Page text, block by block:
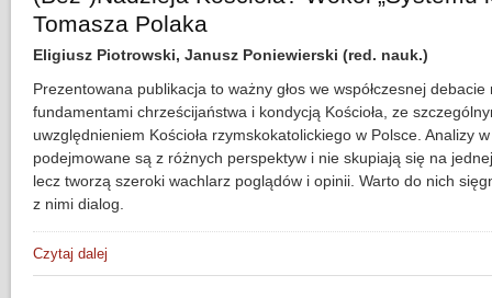
Tomasza Polaka
Eligiusz Piotrowski, Janusz Poniewierski (red. nauk.)
Prezentowana publikacja to ważny głos we współczesnej debacie
fundamentami chrześcijaństwa i kondy­cją Kościoła, ze
uwzględnieniem Kościoła rzymskokatolickiego w Polsce. Analizy
podejmowane są z różnych perspektyw i nie skupiają się na
lecz tworzą szeroki wachlarz poglądów i opinii. Warto do nich
z nimi dialog.
Czytaj dalej